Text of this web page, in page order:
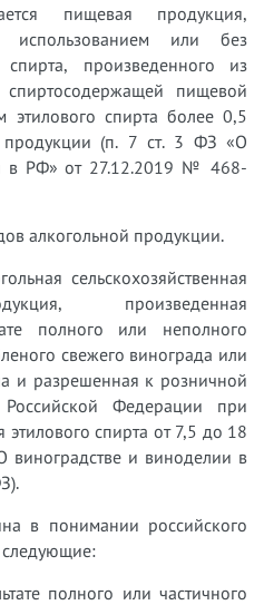
пищевая продукция,
использованием или без
спирта, произведенного из
пищевой
этилового спирта более 0,5
продукции (п. 7 ст. 3 ФЗ «О
в РФ» от 27.12.2019 № 468-
алкогольной продукции.
сельскохозяйственная
произведенная
полного или неполного
свежего винограда или
и разрешенная к розничной
Федерации при
спирта от 7,5 до 18
и виноделии в
в понимании российского
следующие:
полного или частичного